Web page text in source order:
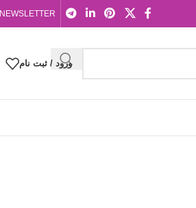
NEWSLETTER
ورود / ثبت نام